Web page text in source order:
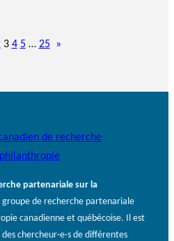
3 4 5 … 25 »
partenariale sur la
groupe de recherche partenariale
canadienne et québécoise. Il est
chercheur·e·s de différentes